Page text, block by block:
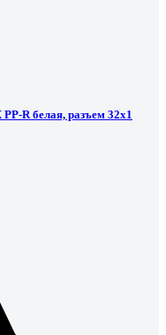
R белая, разъем 32х1